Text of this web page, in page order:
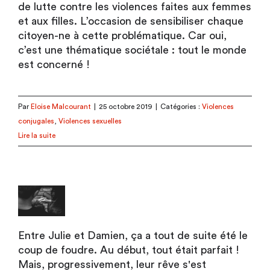
de lutte contre les violences faites aux femmes
et aux filles. L’occasion de sensibiliser chaque
citoyen-ne à cette problématique. Car oui,
c’est une thématique sociétale : tout le monde
est concerné !
Par Eloise Malcourant 25 octobre 2019 Catégories : Violences
conjugales
Violences sexuelles
Lire la suite
Entre Julie et Damien, ça a tout de suite été le
coup de foudre. Au début, tout était parfait !
Mais, progressivement, leur rêve s'est